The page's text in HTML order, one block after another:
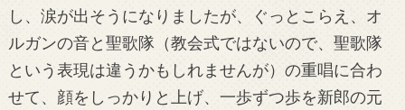
し、涙が出そうになりましたが、ぐっとこらえ、オ
ルガンの音と聖歌隊（教会式ではないので、聖歌隊
という表現は違うかもしれませんが）の重唱に合わ
せて、顔をしっかりと上げ、一歩ずつ歩を新郎の元